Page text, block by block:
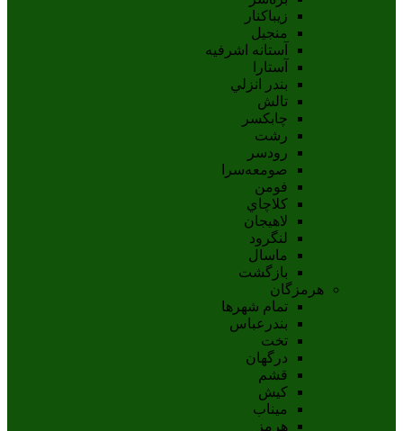
زیباکنار
منجیل
آستانه اشرفيه
آستارا
بندر انزلي
تالش
چابکسر
رشت
رودسر
صومعه‌سرا
فومن
کلاچاي
لاهيجان
لنگرود
ماسال
بازگشت
هرمزگان
تمام شهر‌ها
بندرعباس
تخت
درگهان
قشم
کيش
ميناب
هرمز